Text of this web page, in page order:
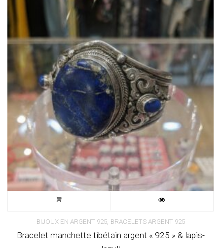
BIJOUX EN ARGENT 925, BRACELETS ARGENT 925
Bracelet manchette tibétain argent « 925 » & lapis-